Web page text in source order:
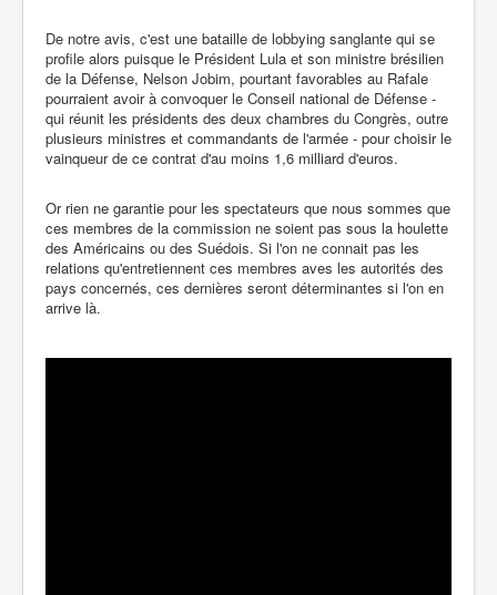
De notre avis, c'est une bataille de lobbying sanglante qui se
profile alors puisque le Président Lula et son ministre brésilien
de la Défense, Nelson Jobim, pourtant favorables au Rafale
pourraient avoir à convoquer le Conseil national de Défense -
qui réunit les présidents des deux chambres du Congrès, outre
plusieurs ministres et commandants de l'armée - pour choisir le
vainqueur de ce contrat d'au moins 1,6 milliard d'euros.
Or rien ne garantie pour les spectateurs que nous sommes que
ces membres de la commission ne soient pas sous la houlette
des Américains ou des Suédois. Si l'on ne connait pas les
relations qu'entretiennent ces membres aves les autorités des
pays concernés, ces dernières seront déterminantes si l'on en
arrive là.